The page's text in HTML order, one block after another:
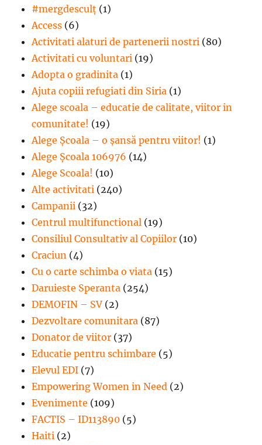
#mergdesculţ (1)
Access (6)
Activitati alaturi de partenerii nostri (80)
Activitati cu voluntari (19)
Adopta o gradinita (1)
Ajuta copiii refugiati din Siria (1)
Alege scoala – educatie de calitate, viitor in
comunitate! (19)
Alege Şcoala – o şansă pentru viitor! (1)
Alege Școala 106976 (14)
Alege Scoala! (10)
Alte activitati (240)
Campanii (32)
Centrul multifunctional (19)
Consiliul Consultativ al Copiilor (10)
Craciun (4)
Cu o carte schimba o viata (15)
Daruieste Speranta (254)
DEMOFIN – SV (2)
Dezvoltare comunitara (87)
Donator de viitor (37)
Educatie pentru schimbare (5)
Elevul EDI (7)
Empowering Women in Need (2)
Evenimente (109)
FACTIS – ID113890 (5)
Haiti (2)